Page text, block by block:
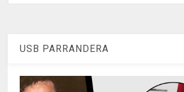
USB PARRANDERA